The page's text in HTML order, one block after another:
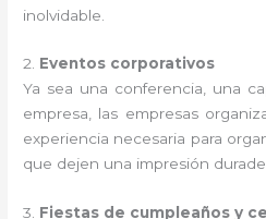
inolvidable.
2. Eventos corporativos
Ya sea una conferencia, una
empresa, las empresas
experiencia necesaria para
que dejen una impresión
3. Fiestas de cumpleaños y